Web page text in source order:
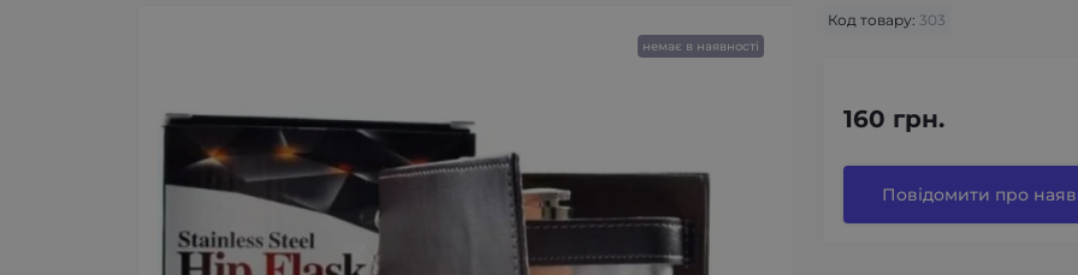
немає в наявності
Код товару: 303
160 грн.
Повідомити про